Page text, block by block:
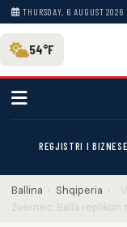
THURSDAY, 6 AUGUST 2026
54°F
REGJISTRI I
Ballina › Shqiperia ›
Zvërnec, Balla replikon